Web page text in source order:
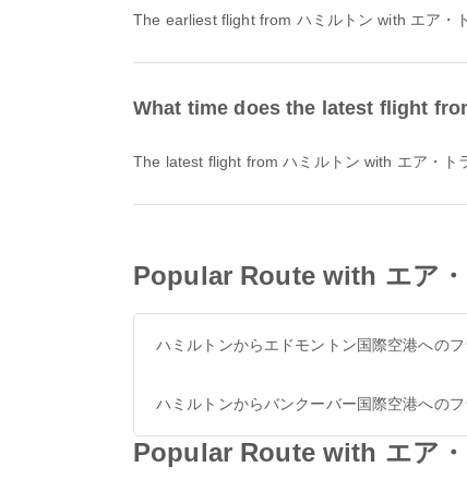
The earliest flight from ハミルトン with エア
What time does the latest flight
The latest flight from ハミルトン with エア・
Popular Route with エア
ハミルトンからエドモントン国際空港へのフ
ハミルトンからバンクーバー国際空港へのフ
Popular Route with エア